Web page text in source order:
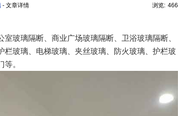
- 文章详情 浏览: 466
玻璃隔断、商业广场玻璃隔断、卫浴玻璃隔断、
玻璃、电梯玻璃、夹丝玻璃、防火玻璃、护栏玻
。